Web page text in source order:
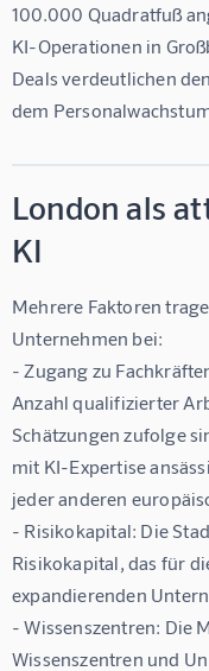
100.000 Quadratfuß
KI-Operationen in
Deals verdeutlichen
dem
London als
KI
Mehrere Faktoren
Unternehmen bei:
- Zugang zu
Anzahl qualifizierter
Schätzungen zufolge
mit KI-Expertise
jeder anderen
- Risikokapital: Die
Risikokapital, das für
expandierenden
- Wissenszentren: Die
Wissenszentren und